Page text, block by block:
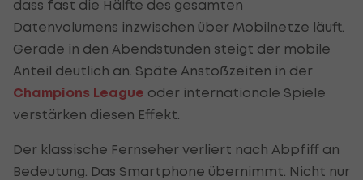
dass fast die Hälfte des gesamten
Datenvolumens inzwischen über Mobilnetze läuft.
Gerade in den Abendstunden steigt der mobile
Anteil deutlich an. Späte Anstoßzeiten in der
Champions League oder internationale Spiele
verstärken diesen Effekt.
Der klassische Fernseher verliert nach Abpfiff an
Bedeutung. Das Smartphone übernimmt. Nicht nur